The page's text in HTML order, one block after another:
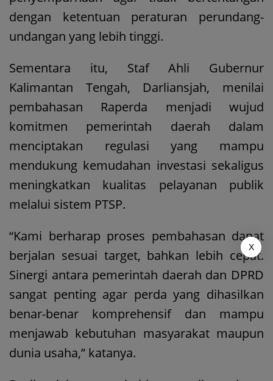
dengan ketentuan peraturan perundang-
undangan yang lebih tinggi.
Sementara itu, Staf Ahli Gubernur
Kalimantan Tengah, Darliansjah, menilai
pembahasan Raperda menjadi wujud
komitmen pemerintah daerah dalam
menciptakan regulasi yang mampu
mendukung kemudahan investasi sekaligus
meningkatkan kualitas pelayanan publik
melalui sistem PTSP.
“Kami berharap proses pembahasan dapat
berjalan sesuai target, bahkan lebih cepat.
Sinergi antara pemerintah daerah dan DPRD
sangat penting agar perda yang dihasilkan
benar-benar komprehensif dan mampu
menjawab kebutuhan masyarakat maupun
dunia usaha,” katanya.
X